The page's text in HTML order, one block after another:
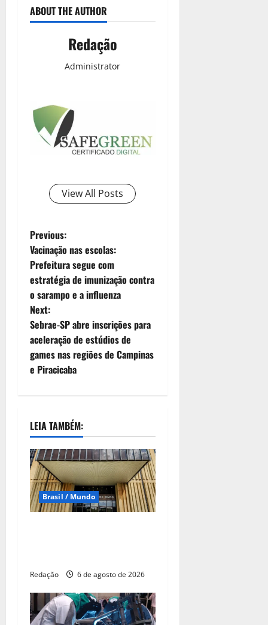
ABOUT THE AUTHOR
Redação
Administrator
View All Posts
Previous:
Vacinação nas escolas:
Prefeitura segue com
estratégia de imunização contra
o sarampo e a influenza
Next:
Sebrae-SP abre inscrições para
aceleração de estúdios de
games nas regiões de Campinas
e Piracicaba
LEIA TAMBÉM:
Brasil / Mundo
Redação 6 de agosto de 2026